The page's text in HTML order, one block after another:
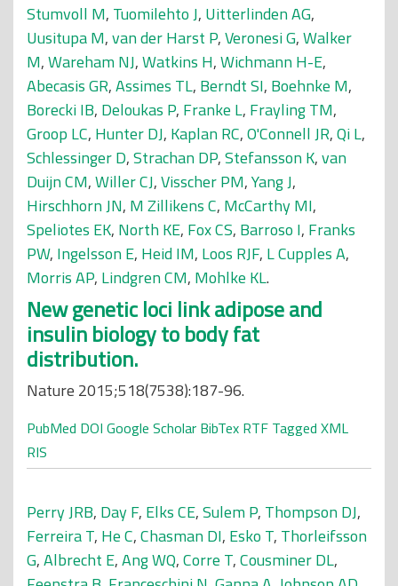
Stumvoll M, Tuomilehto J, Uitterlinden AG,
Uusitupa M,van der Harst P,Veronesi G,Walker
M,Wareham NJ,Watkins H,Wichmann H-E,
Abecasis GR,Assimes TL, Berndt SI, Boehnke M,
Borecki IB, Deloukas P, Franke L, Frayling TM,
Groop LC, Hunter DJ, Kaplan RC,O'Connell JR,Qi L,
Schlessinger D,Strachan DP,Stefansson K,van
Duijn CM,Willer CJ,Visscher PM,Yang J,
Hirschhorn JN, M Zillikens C, McCarthy MI,
Speliotes EK, North KE, Fox CS, Barroso I, Franks
PW, Ingelsson E, Heid IM, Loos RJF, L Cupples A,
Morris AP, Lindgren CM, Mohlke KL.
New genetic loci link adipose and
insulin biology to body fat
distribution.
Nature 2015;518(7538):187-96.
PubMed DOI Google Scholar BibTex RTF Tagged XML
RIS
Perry JRB, Day F, Elks CE,Sulem P, Thompson DJ,
Ferreira T, He C,Chasman DI, Esko T, Thorleifsson
G,Albrecht E,Ang WQ,Corre T,Cousminer DL,